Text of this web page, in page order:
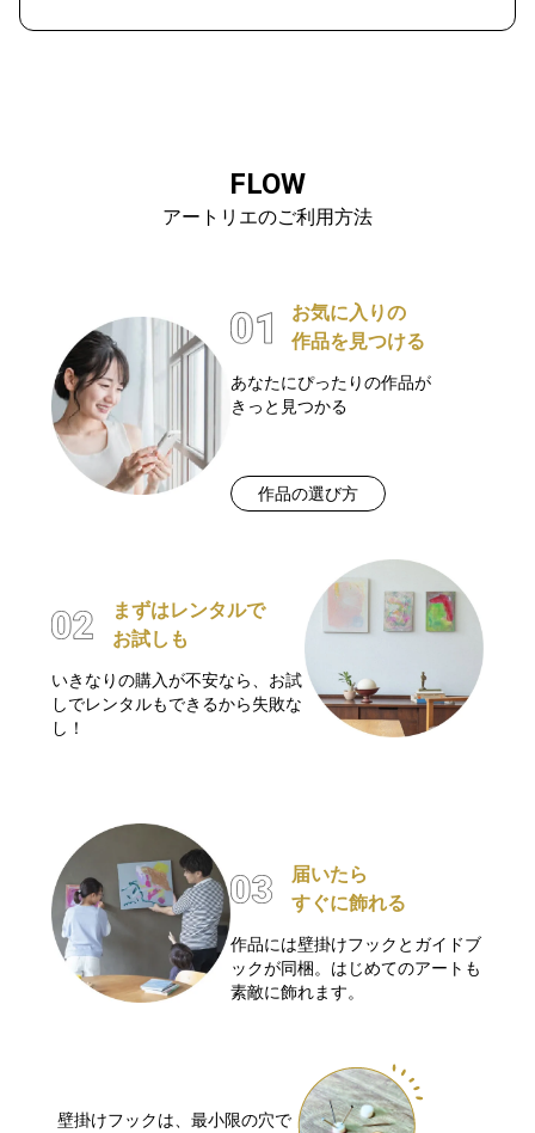
FLOW
アートリエのご利用方法
お気に入りの
作品を見つける
あなたにぴったりの作品が
きっと見つかる
作品の選び方
まずはレンタルで
お試しも
いきなりの購入が不安なら、お試
しでレンタルもできるから失敗な
し！
届いたら
すぐに飾れる
作品には壁掛けフックとガイドブ
ックが同梱。はじめてのアートも
素敵に飾れます。
壁掛けフックは、最小限の穴で